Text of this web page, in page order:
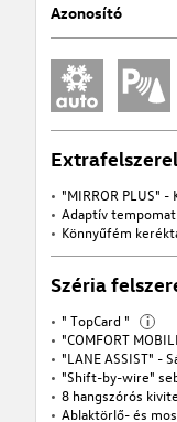
Azonosító
"MIRROR PLUS"
Adaptív tempomat
Könnyűfém
Széria
" TopCard " i
"COMFORT
"LANE ASSIST" -
"Shift-by-wire"
8 hangszórós
Ablaktörlő- és